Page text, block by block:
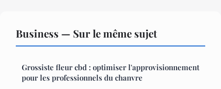
Business — Sur le même sujet
Grossiste fleur cbd : optimiser l'approvisionnement
pour les professionnels du chanvre